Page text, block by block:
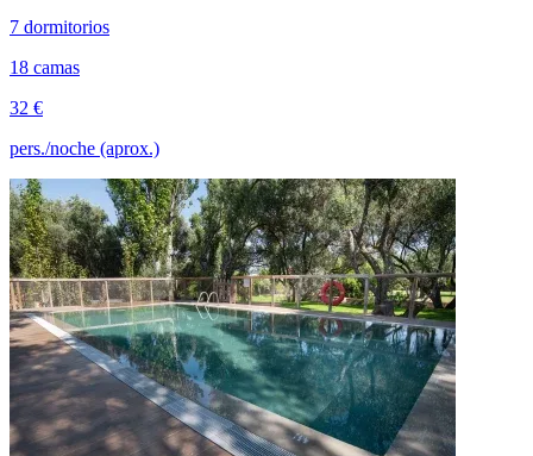
7 dormitorios
18 camas
32 €
pers./noche (aprox.)